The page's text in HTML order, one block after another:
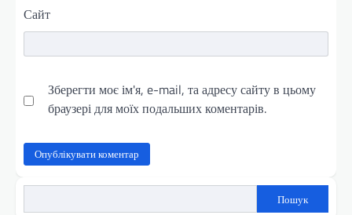
Сайт
Зберегти моє ім'я, e-mail, та адресу сайту в цьому
браузері для моїх подальших коментарів.
Пошук